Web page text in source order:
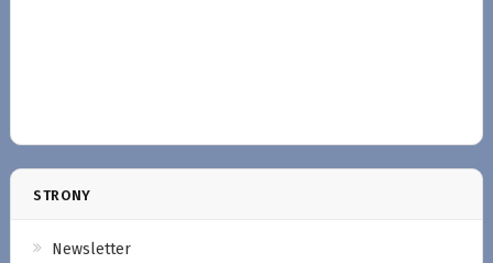
STRONY
Newsletter